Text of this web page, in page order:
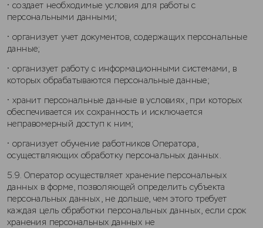
• создает необходимые условия для работы с
персональными данными;
• организует учет документов, содержащих персональные
данные;
• организует работу с информационными системами, в
которых обрабатываются персональные данные;
• хранит персональные данные в условиях, при которых
обеспечивается их сохранность и исключается
неправомерный доступ к ним;
• организует обучение работников Оператора,
осуществляющих обработку персональных данных.
5.9. Оператор осуществляет хранение персональных
данных в форме, позволяющей определить субъекта
персональных данных, не дольше, чем этого требует
каждая цель обработки персональных данных, если срок
хранения персональных данных не